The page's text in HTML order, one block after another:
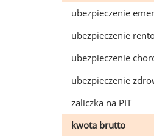
ubezpieczenie
ubezpieczenie
ubezpieczenie
ubezpieczenie
zaliczka na PIT
kwota brutto